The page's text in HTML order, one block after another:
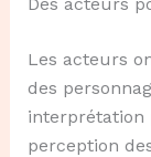
Les acteurs
des
interprétation
perception